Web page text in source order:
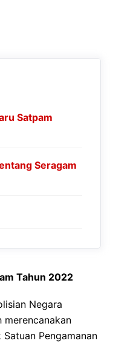
Satpam
Seragam
Tahun 2022
Negara
merencanakan
Pengamanan